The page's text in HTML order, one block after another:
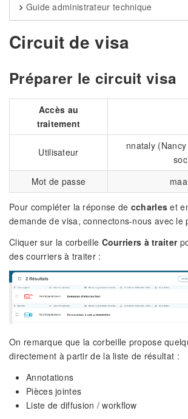
Guide administrateur technique
Circuit de visa
Préparer le circuit visa
Accès au
traitement
Utilisateur
nnataly
Mot de passe
Pour compléter la réponse de ccharles et
demande de visa, connectons-nous avec
Cliquer sur la corbeille Courriers à traiter
des courriers à traiter :
On remarque que la corbeille propose
directement à partir de la liste de résultat :
Annotations
Pièces jointes
Liste de diffusion / workflow